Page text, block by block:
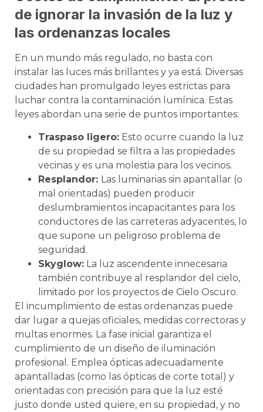
de ignorar la invasión de la luz y
las ordenanzas locales
En un mundo más regulado, no basta con
instalar las luces más brillantes y ya está. Diversas
ciudades han promulgado leyes estrictas para
luchar contra la contaminación lumínica. Estas
leyes abordan una serie de puntos importantes:
Traspaso ligero: Esto ocurre cuando la luz
de su propiedad se filtra a las propiedades
vecinas y es una molestia para los vecinos.
Resplandor: Las luminarias sin apantallar (o
mal orientadas) pueden producir
deslumbramientos incapacitantes para los
conductores de las carreteras adyacentes, lo
que supone un peligroso problema de
seguridad.
Skyglow: La luz ascendente innecesaria
también contribuye al resplandor del cielo,
limitado por los proyectos de Cielo Oscuro.
El incumplimiento de estas ordenanzas puede
dar lugar a quejas oficiales, medidas correctoras y
multas enormes. La fase inicial garantiza el
cumplimiento de un diseño de iluminación
profesional. Emplea ópticas adecuadamente
apantalladas (como las ópticas de corte total) y
orientadas con precisión para que la luz esté
justo donde usted quiere, en su propiedad, y no